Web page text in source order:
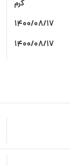
گرم
1400/08/17
1400/08/17